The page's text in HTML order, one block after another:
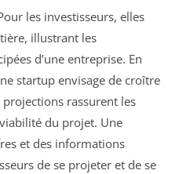
les investisseurs, elles
illustrant les
d’une entreprise. En
startup envisage de croître
projections rassurent les
du projet. Une
et des informations
de se projeter et de se